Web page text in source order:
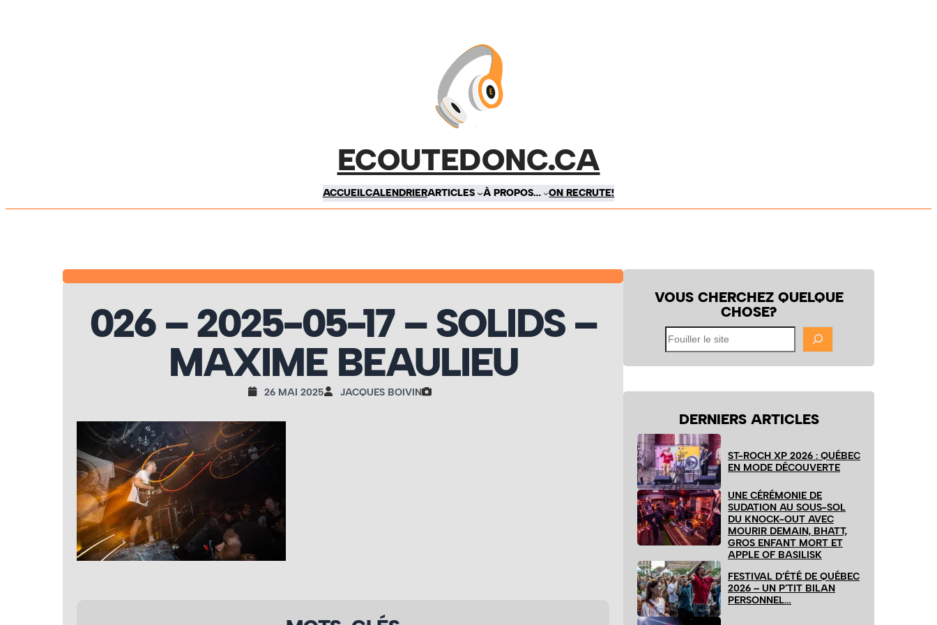
ECOUTEDONC.CA
ACCUEILCALENDRIERARTICLES À PROPOS… ON RECRUTE!
026 – 2025-05-17 – SOLIDS –
MAXIME BEAULIEU
26 MAI 2025 JACQUES BOIVIN
VOUS CHERCHEZ QUELQUE
CHOSE?
Fouiller
le
site
DERNIERS ARTICLES
ST-ROCH XP 2026 : QUÉBEC
EN MODE DÉCOUVERTE
UNE CÉRÉMONIE DE
SUDATION AU SOUS-SOL
DU KNOCK-OUT AVEC
MOURIR DEMAIN, BHATT,
GROS ENFANT MORT ET
APPLE OF BASILISK
FESTIVAL D’ÉTÉ DE QUÉBEC
2026 – UN P’TIT BILAN
PERSONNEL…